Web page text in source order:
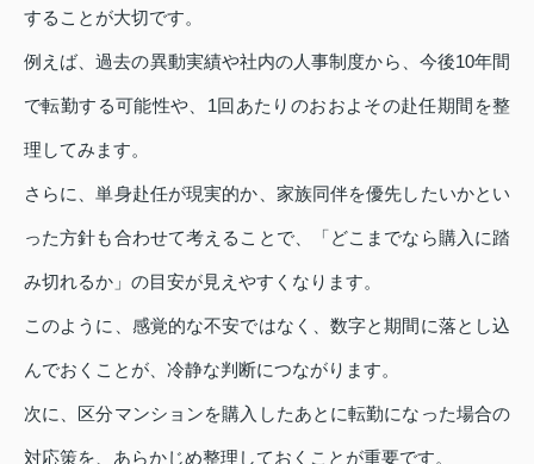
することが大切です。
例えば、過去の異動実績や社内の人事制度から、今後10年間
で転勤する可能性や、1回あたりのおおよその赴任期間を整
理してみます。
さらに、単身赴任が現実的か、家族同伴を優先したいかとい
った方針も合わせて考えることで、「どこまでなら購入に踏
み切れるか」の目安が見えやすくなります。
このように、感覚的な不安ではなく、数字と期間に落とし込
んでおくことが、冷静な判断につながります。
次に、区分マンションを購入したあとに転勤になった場合の
対応策を、あらかじめ整理しておくことが重要です。